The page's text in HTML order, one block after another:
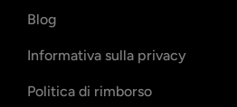
Blog
Informativa sulla privacy
Politica di rimborso